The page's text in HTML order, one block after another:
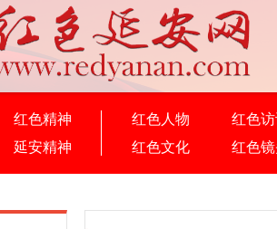
红色精神
延安精神
红色人物
红色
红色文化
红色